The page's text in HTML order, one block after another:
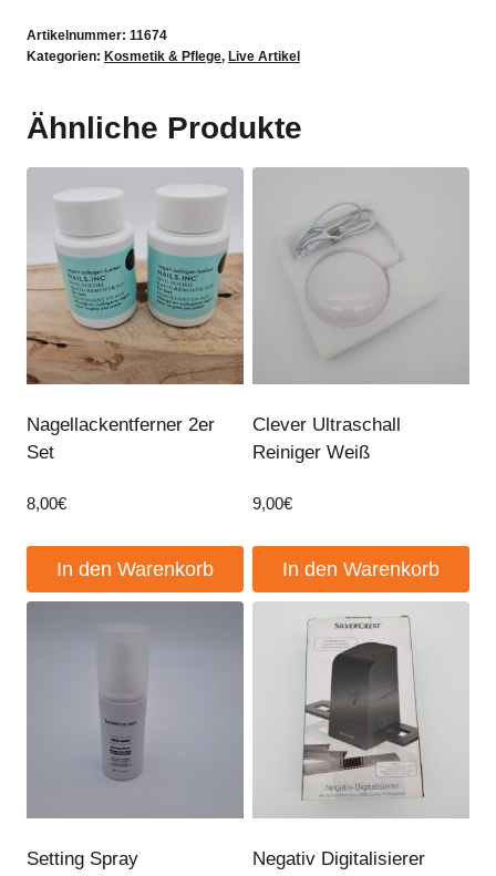
My
Menge
Artikelnummer: 11674
Kategorien: Kosmetik & Pflege, Live Artikel
Ähnliche Produkte
Nagellackentferner 2er
Set
8,00€
In den Warenkorb
Clever Ultraschall
Reiniger Weiß
9,00€
In den Warenkorb
Setting Spray Negativ Digitalisierer